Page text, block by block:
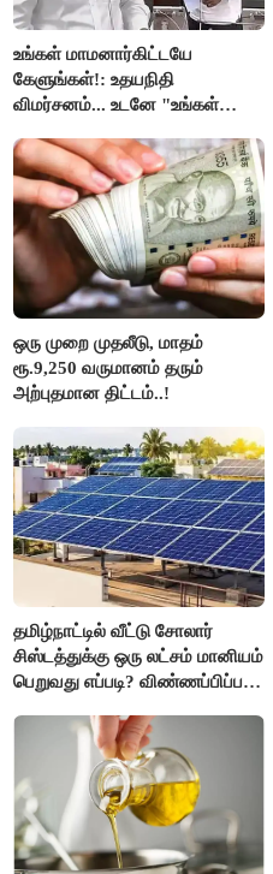
உங்கள் மாமனார்கிட்டயே
கேளுங்கள்!: உதயநிதி
விமர்சனம்... உடனே "உங்கள்
ஆதவ் அர்ஜுனா பதிலடி!
ஒரு முறை முதலீடு, மாதம்
ரூ.9,250 வருமானம் தரும்
அற்புதமான திட்டம்..!
தமிழ்நாட்டில் வீட்டு சோலார்
சிஸ்டத்துக்கு ஒரு லட்சம் மானியம்
பெறுவது எப்படி? விண்ணப்பிப்பது